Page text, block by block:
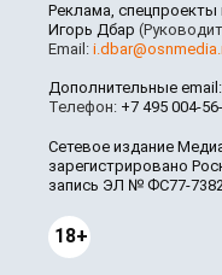
Реклама, спецпроекты
Игорь Дбар
Email:
Дополнительные email:
Телефон: +7 495 004-
Сетевое издание
зарегистрировано
запись ЭЛ № ФС77-
18+